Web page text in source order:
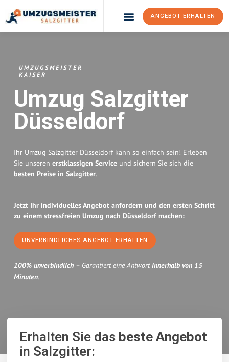
ANGEBOT ERHALTEN
UMZUGSMEISTER
KAISER
Umzug Salzgitter
Düsseldorf
Ihr Umzug Salzgitter Düsseldorf kann so einfach sein! Erleben
Sie unseren erstklassigen Service und sichern Sie sich die
besten Preise in Salzgitter.
Jetzt Ihr individuelles Angebot anfordern und den ersten Schritt
zu einem stressfreien Umzug nach Düsseldorf machen:
UNVERBINDLICHES ANGEBOT ERHALTEN
100% unverbindlich – Garantiert eine Antwortinnerhalb von 15
Minuten.
Erhalten Sie dasbeste Angebot
in Salzgitter: